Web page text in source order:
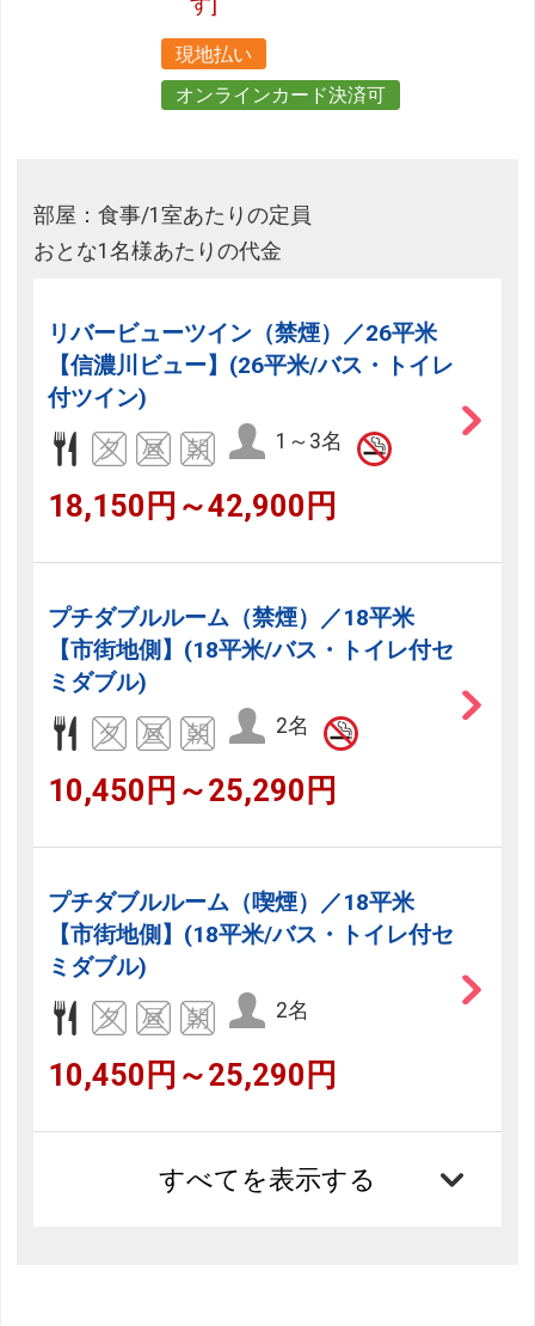
現地払い
オンラインカード決済可
部屋：食事/1室あたりの定員
おとな1名様あたりの代金
リバービューツイン（禁煙）／26平米
【信濃川ビュー】(26平米/バス・トイレ
付ツイン)
1～3名
18,150円～42,900円
プチダブルルーム（禁煙）／18平米
【市街地側】(18平米/バス・トイレ付セ
ミダブル)
2名
10,450円～25,290円
プチダブルルーム（喫煙）／18平米
【市街地側】(18平米/バス・トイレ付セ
ミダブル)
2名
10,450円～25,290円
すべてを表示する